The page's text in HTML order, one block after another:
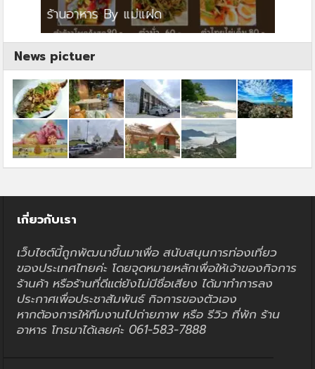
ร้านอาหาร By แม่แฝด
News pictuer
เกี่ยวกับเรา
เว็บไซต์นี้ถูกพัฒนาขึ้นมาเพื่อ สนับสนุนการท่องเที่ยว
ของประเทศไทยค่ะ โดยจุดหมายหลักเพื่อให้เจ้าของกิจการ
ร้านค้า หรือร้านที่ดีแต่ยังไม่มีชื่อเสียง ได้มาทำการลง
ประกาศเพื่อประชาสัมพันธ์ กิจการของตัวเอง
หากต้องการให้ทีมงานไปถ่ายภาพ หรือ รีวิว ที่พัก ร้าน
อาหาร โทรมาได้เลยค่ะ 061-583-7888